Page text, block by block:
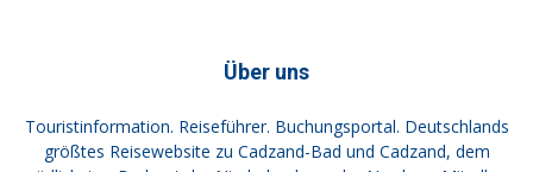
Über uns
Touristinformation. Reiseführer. Buchungsportal. Deutschlands
größtes Reisewebsite zu Cadzand-Bad und Cadzand, dem